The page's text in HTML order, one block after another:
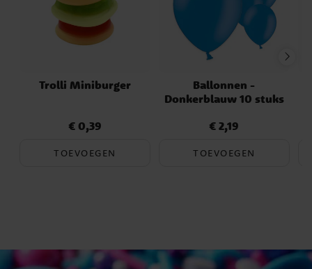
Trolli Miniburger
Prijs :€ 0,39
€ 0,39
TOEVOEGEN
Ballonnen -
Donkerblauw 10 stuks
Prijs :€ 2,19
€ 2,19
TOEVOEGEN